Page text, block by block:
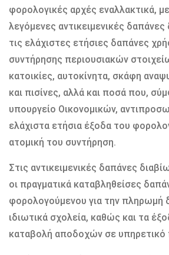
φορολογικές αρχές εναλλακτικά,
λεγόμενες αντικειμενικές
τις ελάχιστες ετήσιες δαπάνες
συντήρησης περιουσιακών
κατοικίες, αυτοκίνητα, σκάφη
και πισίνες, αλλά και ποσά που,
υπουργείο Οικονομικών,
ελάχιστα ετήσια έξοδα του
ατομική του συντήρηση.
Στις αντικειμενικές δαπάνες
οι πραγματικά καταβληθείσες
φορολογούμενου για την πληρωμή
ιδιωτικά σχολεία, καθώς και τα
καταβολή αποδοχών σε